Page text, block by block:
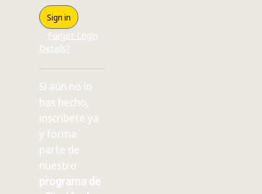
Sign in
Forgot Login
Details?
Si aún no lo
has hecho,
inscribete ya
y forma
parte de
nuestro
programa de